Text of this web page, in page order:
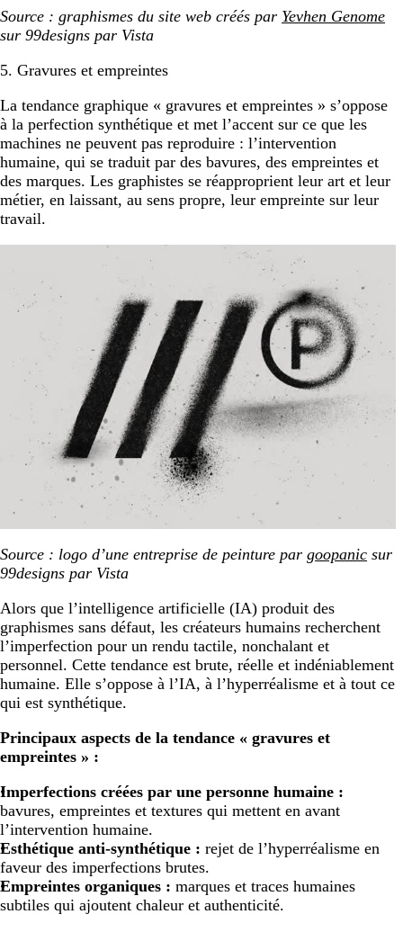
Source : graphismes du site web créés par Yevhen Genome
sur 99designs par Vista
5. Gravures et empreintes
La tendance graphique « gravures et empreintes » s’oppose
à la perfection synthétique et met l’accent sur ce que les
machines ne peuvent pas reproduire : l’intervention
humaine, qui se traduit par des bavures, des empreintes et
des marques. Les graphistes se réapproprient leur art et leur
métier, en laissant, au sens propre, leur empreinte sur leur
travail.
Source : logo d’une entreprise de peinture par goopanic sur
99designs par Vista
Alors que l’intelligence artificielle (IA) produit des
graphismes sans défaut, les créateurs humains recherchent
l’imperfection pour un rendu tactile, nonchalant et
personnel. Cette tendance est brute, réelle et indéniablement
humaine. Elle s’oppose à l’IA, à l’hyperréalisme et à tout ce
qui est synthétique.
Principaux aspects de la tendance « gravures et
empreintes » :
Imperfections créées par une personne humaine :
bavures, empreintes et textures qui mettent en avant
l’intervention humaine.
Esthétique anti-synthétique : rejet de l’hyperréalisme en
faveur des imperfections brutes.
Empreintes organiques : marques et traces humaines
subtiles qui ajoutent chaleur et authenticité.